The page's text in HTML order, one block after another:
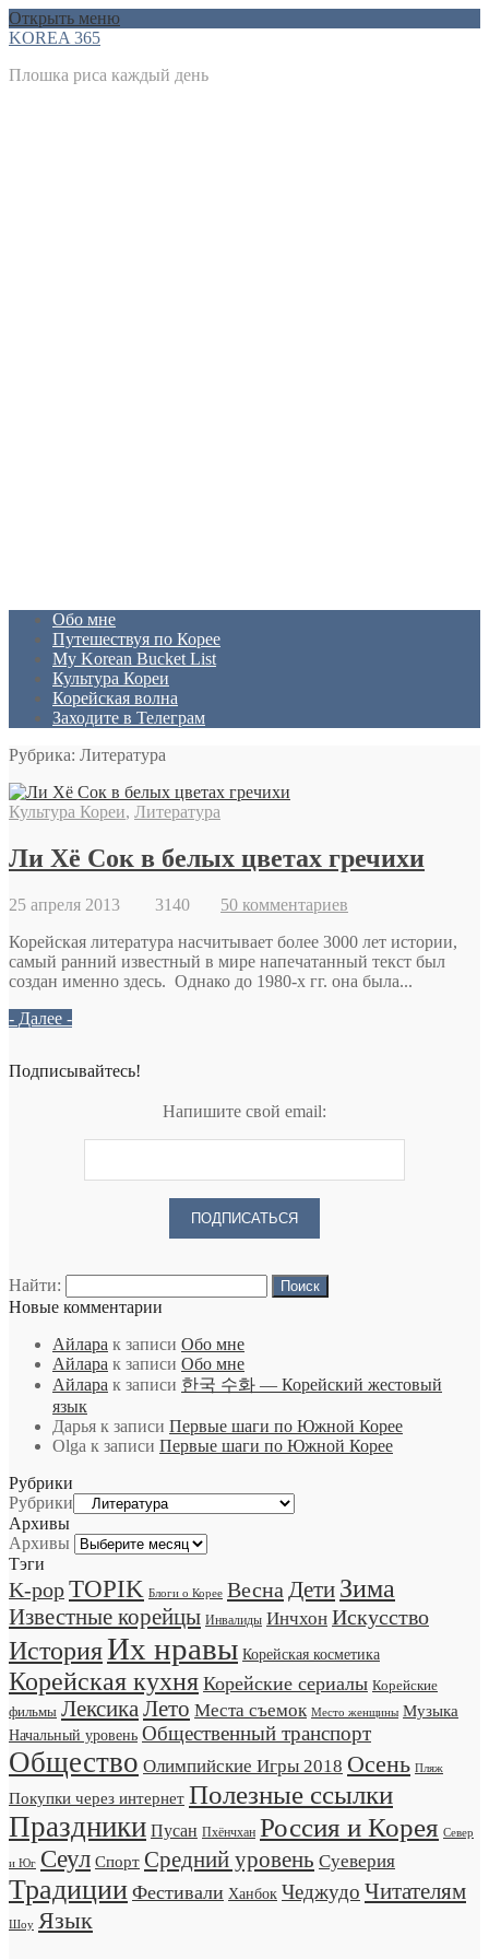
Открыть меню
KOREA 365
Плошка риса каждый день
Обо мне
Путешествуя по Корее
My Korean Bucket List
Культура Кореи
Корейская волна
Заходите в Телеграм
Рубрика: Литература
Культура Кореи, Литература
Ли Хё Сок в белых цветах гречихи
25 апреля 2013 3140 50 комментариев
Корейская литература насчитывает более 3000 лет истории,
самый ранний известный в мире напечатанный текст был
создан именно здесь. Однако до 1980-х гг. она была...
- Далее -
Подписывайтесь!
Напишите свой email:
Найти:
Новые комментарии
Айлара к записи Обо мне
Айлара к записи Обо мне
Айлара к записи 한국 수화 — Корейский жестовый
язык
Дарья к записи Первые шаги по Южной Корее
Olga к записи Первые шаги по Южной Корее
Рубрики
Рубрики
Архивы
Архивы
Тэги
K-popTOPIK Блоги о Корее Весна Дети Зима
Известные корейцы Инвалиды Инчхон Искусство
ИсторияИх нравы Корейская косметика
Корейская кухня Корейские сериалы Корейские
фильмы Лексика Лето Места съемок Место женщины Музыка
Начальный уровень Общественный транспорт
Общество Олимпийские Игры 2018 Осень Пляж
Покупки через интернет Полезные ссылки
Праздники Пусан Пхёнчхан Россия и Корея Север
и Юг Сеул Спорт Средний уровень Суеверия
Традиции Фестивали Ханбок Чеджудо Читателям
Шоу Язык